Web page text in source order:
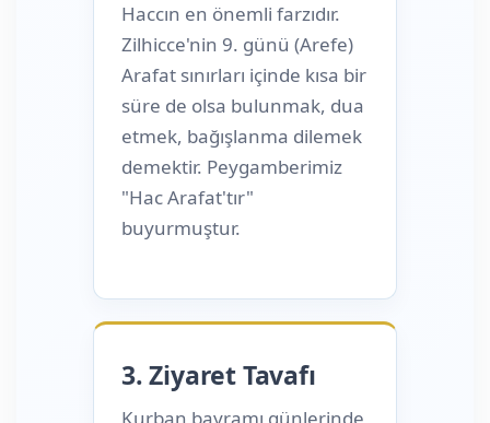
Haccın en önemli farzıdır.
Zilhicce'nin 9. günü (Arefe)
Arafat sınırları içinde kısa bir
süre de olsa bulunmak, dua
etmek, bağışlanma dilemek
demektir. Peygamberimiz
"Hac Arafat'tır"
buyurmuştur.
3. Ziyaret Tavafı